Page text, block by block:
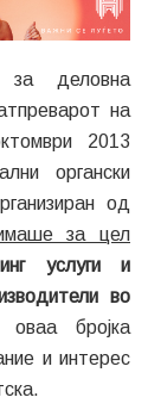
за деловна
на
2013
органски
од
за цел
услуги и
во
бројка
и интерес